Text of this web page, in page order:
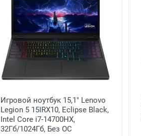
Игровой ноутбук 15,1" Lenovo
Legion 5 15IRX10, Eclipse Black,
Intel Core i7-14700HX,
32Гб/1024Гб, Без ОС